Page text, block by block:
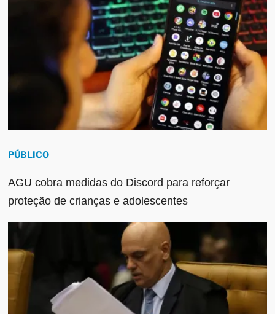
PÚBLICO
AGU cobra medidas do Discord para reforçar
proteção de crianças e adolescentes